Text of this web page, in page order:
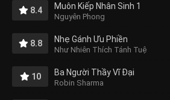
8.4 Muôn Kiếp Nhân Sinh 1
Nguyên Phong
8.8 Nhẹ Gánh Ưu Phiền
Như Nhiên Thích Tánh Tuệ
10 Ba Người Thầy Vĩ Đại
Robin Sharma